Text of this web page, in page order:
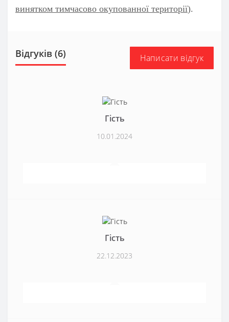
винятком тимчасово окупованної території).
Відгуків (6) Написати відгук
Гість
10.01.2024
Гість
22.12.2023